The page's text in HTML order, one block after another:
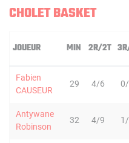
CHOLET BASKET
JOUEUR MIN 2R/2T
Fabien
CAUSEUR
29 4/6
Antywane
Robinson
32 4/9